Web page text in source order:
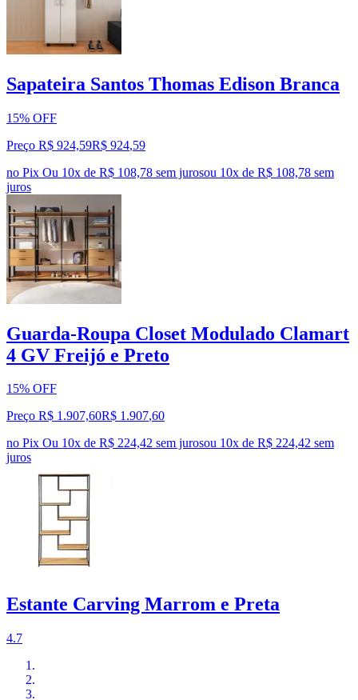
Sapateira Santos Thomas Edison Branca
15% OFF
Preço R$ 924,59R$ 924,59
no Pix Ou 10x de R$ 108,78 sem jurosou 10x de R$ 108,78 sem
juros
Guarda-Roupa Closet Modulado Clamart
4 GV Freijó e Preto
15% OFF
Preço R$ 1.907,60R$ 1.907,60
no Pix Ou 10x de R$ 224,42 sem jurosou 10x de R$ 224,42 sem
juros
Estante Carving Marrom e Preta
4.7